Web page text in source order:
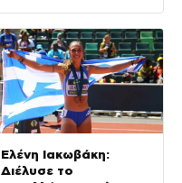
Ελένη Ιακωβάκη:
Διέλυσε το